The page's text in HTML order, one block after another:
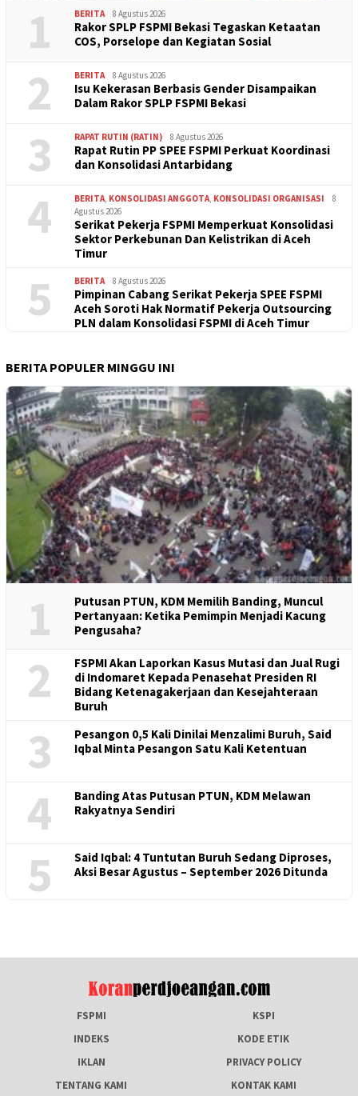
1 BERITA 8 Agustus 2026
Rakor SPLP FSPMI Bekasi Tegaskan Ketaatan
COS, Porselope dan Kegiatan Sosial
2 BERITA 8 Agustus 2026
Isu Kekerasan Berbasis Gender Disampaikan
Dalam Rakor SPLP FSPMI Bekasi
3 RAPAT RUTIN (RATIN) 8 Agustus 2026
Rapat Rutin PP SPEE FSPMI Perkuat Koordinasi
dan Konsolidasi Antarbidang
4 BERITA, KONSOLIDASI ANGGOTA, KONSOLIDASI ORGANISASI
8
Agustus 2026
Serikat Pekerja FSPMI Memperkuat Konsolidasi
Sektor Perkebunan Dan Kelistrikan di Aceh
Timur
5 BERITA 8 Agustus 2026
Pimpinan Cabang Serikat Pekerja SPEE FSPMI
Aceh Soroti Hak Normatif Pekerja Outsourcing
PLN dalam Konsolidasi FSPMI di Aceh Timur
BERITA POPULER MINGGU INI
1
Putusan PTUN, KDM Memilih Banding, Muncul
Pertanyaan: Ketika Pemimpin Menjadi Kacung
Pengusaha?
2
FSPMI Akan Laporkan Kasus Mutasi dan Jual Rugi
di Indomaret Kepada Penasehat Presiden RI
Bidang Ketenagakerjaan dan Kesejahteraan
Buruh
3
Pesangon 0,5 Kali Dinilai Menzalimi Buruh, Said
Iqbal Minta Pesangon Satu Kali Ketentuan
4
Banding Atas Putusan PTUN, KDM Melawan
Rakyatnya Sendiri
5
Said Iqbal: 4 Tuntutan Buruh Sedang Diproses,
Aksi Besar Agustus – September 2026 Ditunda
FSPMI
KSPI
INDEKS
KODE ETIK
IKLAN
PRIVACY POLICY
TENTANG KAMI
KONTAK KAMI